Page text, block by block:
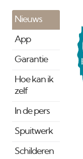
Nieuws
App
Garantie
Hoe kan ik
zelf
In de pers
Spuitwerk
Schilderen